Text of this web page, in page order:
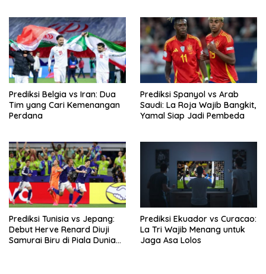
Prediksi Belgia vs Iran: Dua
Tim yang Cari Kemenangan
Perdana
Prediksi Spanyol vs Arab
Saudi: La Roja Wajib Bangkit,
Yamal Siap Jadi Pembeda
Prediksi Tunisia vs Jepang:
Debut Herve Renard Diuji
Samurai Biru di Piala Dunia
Prediksi Ekuador vs Curacao:
La Tri Wajib Menang untuk
Jaga Asa Lolos